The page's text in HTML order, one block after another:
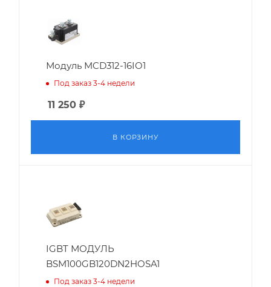
Модуль MCD312-16IO1
Под заказ 3-4 недели
11 250 ₽
В КОРЗИНУ
IGBT МОДУЛЬ
BSM100GB120DN2HOSA1
Под заказ 3-4 недели